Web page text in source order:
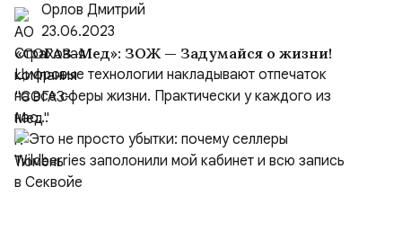
Орлов Дмитрий
23.06.2023
«СОГАЗ-Мед»: ЗОЖ — Задумайся о жизни!
Цифровые технологии накладывают отпечаток
на все сферы жизни. Практически у каждого из
нас...